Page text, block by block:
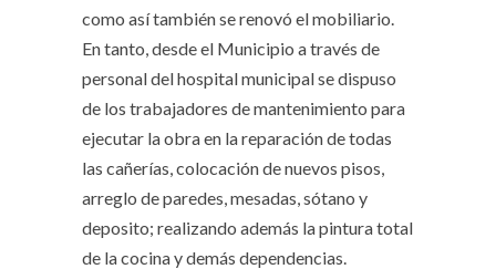
como así también se renovó el mobiliario.
En tanto, desde el Municipio a través de
personal del hospital municipal se dispuso
de los trabajadores de mantenimiento para
ejecutar la obra en la reparación de todas
las cañerías, colocación de nuevos pisos,
arreglo de paredes, mesadas, sótano y
deposito; realizando además la pintura total
de la cocina y demás dependencias.